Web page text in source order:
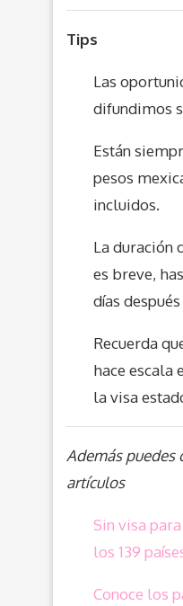
Tips
Las
difundimos
Están
pesos
incluidos.
La duración
es breve,
días
Recuerda
hace escala
la visa
Además puedes
artículos
Sin visa
los 139
Conoce los